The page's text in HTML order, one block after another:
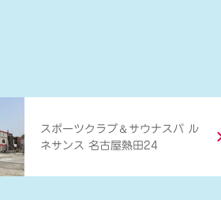
スポーツクラブ ＆ サウナスパ ル
ネサンス 名古屋熱田24